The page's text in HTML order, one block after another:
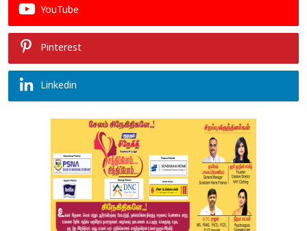
YouTube
Pinterest
Linkedin